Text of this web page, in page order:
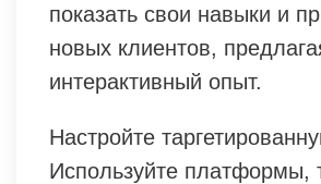
показать свои навыки и
новых клиентов,
интерактивный опыт.
Настройте
Используйте платформы,